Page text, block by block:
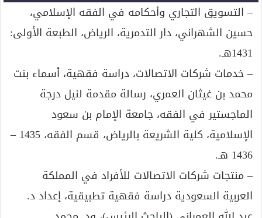
– التسويق التجاري وأحكامه في الفقه الإسلامي،
حسين الشهراني، دار التدمرية، الرياض، الطبعة الأولى:
1431هـ.
– خدمات شركات الاتصالات، دراسة فقهية، أسماء بنت
محمد بن غيثان العمري، رسالة مقدمة لنيل درجة
الماجستير في الفقه، جامعة الإمام بن سعود
الإسلامية، كلية الشريعة بالرياض، قسم الفقه، 1435 –
1436 هـ.
– منتجات شركات الاتصالات للأفراد في المملكة
العربية السعودية دراسة فقهية تطبيقية، إعداد د.